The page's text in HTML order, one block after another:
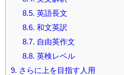
8.5. 英語長文
8.6. 和文英訳
8.7. 自由英作文
8.8. 英検レベル
9. さらに上を目指す人用